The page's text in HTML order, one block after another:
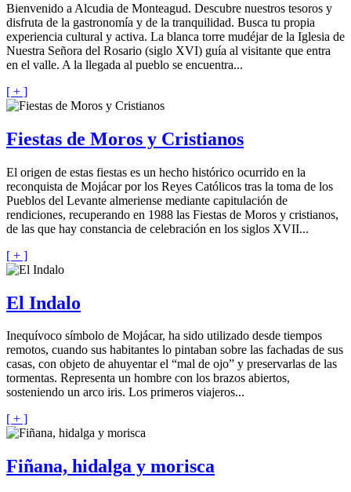
Bienvenido a Alcudia de Monteagud. Descubre nuestros tesoros y
disfruta de la gastronomía y de la tranquilidad. Busca tu propia
experiencia cultural y activa. La blanca torre mudéjar de la Iglesia de
Nuestra Señora del Rosario (siglo XVI) guía al visitante que entra
en el valle. A la llegada al pueblo se encuentra...
[ + ]
Fiestas de Moros y Cristianos
El origen de estas fiestas es un hecho histórico ocurrido en la
reconquista de Mojácar por los Reyes Católicos tras la toma de los
Pueblos del Levante almeriense mediante capitulación de
rendiciones, recuperando en 1988 las Fiestas de Moros y cristianos,
de las que hay constancia de celebración en los siglos XVII...
[ + ]
El Indalo
Inequívoco símbolo de Mojácar, ha sido utilizado desde tiempos
remotos, cuando sus habitantes lo pintaban sobre las fachadas de sus
casas, con objeto de ahuyentar el “mal de ojo” y preservarlas de las
tormentas. Representa un hombre con los brazos abiertos,
sosteniendo un arco iris. Los primeros viajeros...
[ + ]
Fiñana, hidalga y morisca